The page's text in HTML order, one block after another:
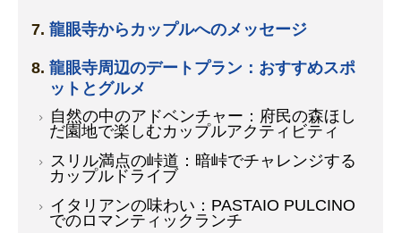
龍眼寺からカップルへのメッセージ
龍眼寺周辺のデートプラン：おすすめスポ
ットとグルメ
自然の中のアドベンチャー：府民の森ほし
だ園地で楽しむカップルアクティビティ
スリル満点の峠道：暗峠でチャレンジする
カップルドライブ
イタリアンの味わい：PASTAIO PULCINO
でのロマンティックランチ